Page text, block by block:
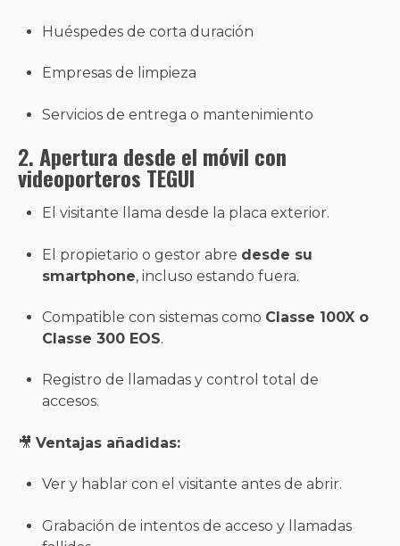
Huéspedes de corta duración
Empresas de limpieza
Servicios de entrega o mantenimiento
2.Apertura desde el móvil con
videoporteros TEGUI
El visitante llama desde la placa exterior.
El propietario o gestor abre desde su
smartphone, incluso estando fuera.
Compatible con sistemas como Classe 100X o
Classe 300 EOS.
Registro de llamadas y control total de
accesos.
🎥 Ventajas añadidas:
Ver y hablar con el visitante antes de abrir.
Grabación de intentos de acceso y llamadas